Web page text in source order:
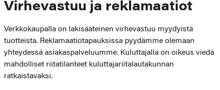
Virhevastuu ja reklamaatiot
Verkkokaupalla on lakisääteinen virhevastuu myydyistä
tuotteista. Reklamaatiotapauksissa pyydämme olemaan
yhteydessä asiakaspalveluumme. Kuluttajalla on oikeus viedä
mahdolliset riitatilanteet kuluttajariitalautakunnan
ratkaistavaksi.